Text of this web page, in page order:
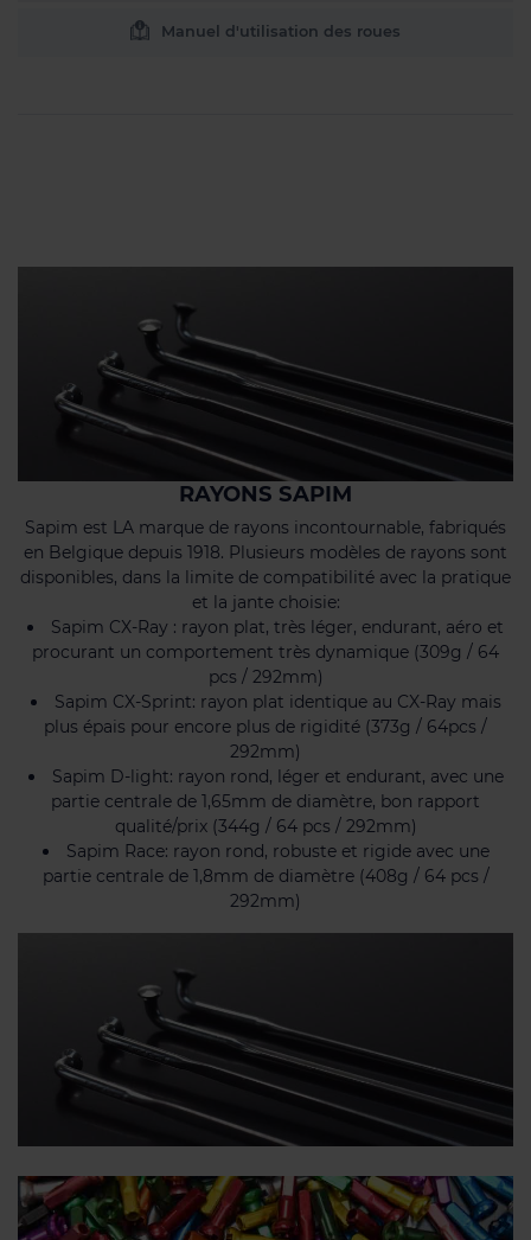
Manuel d'utilisation des roues
RAYONS SAPIM
Sapim est LA marque de rayons incontournable, fabriqués
en Belgique depuis 1918. Plusieurs modèles de rayons sont
disponibles, dans la limite de compatibilité avec la pratique
et la jante choisie:
Sapim CX-Ray : rayon plat, très léger, endurant, aéro et
procurant un comportement très dynamique (309g / 64
pcs / 292mm)
Sapim CX-Sprint: rayon plat identique au CX-Ray mais
plus épais pour encore plus de rigidité (373g / 64pcs /
292mm)
Sapim D-light: rayon rond, léger et endurant, avec une
partie centrale de 1,65mm de diamètre, bon rapport
qualité/prix (344g / 64 pcs / 292mm)
Sapim Race: rayon rond, robuste et rigide avec une
partie centrale de 1,8mm de diamètre (408g / 64 pcs /
292mm)